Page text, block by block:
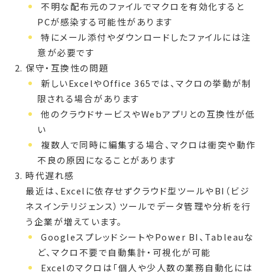
不明な配布元のファイルでマクロを有効化すると
PCが感染する可能性があります
特にメール添付やダウンロードしたファイルには注
意が必要です
保守・互換性の問題
新しいExcelやOffice 365では、マクロの挙動が制
限される場合があります
他のクラウドサービスやWebアプリとの互換性が低
い
複数人で同時に編集する場合、マクロは衝突や動作
不良の原因になることがあります
時代遅れ感
最近は、Excelに依存せずクラウド型ツールやBI（ビジ
ネスインテリジェンス）ツールでデータ管理や分析を行
う企業が増えています。
GoogleスプレッドシートやPower BI、Tableauな
ど、マクロ不要で自動集計・可視化が可能
Excelのマクロは「個人や少人数の業務自動化には